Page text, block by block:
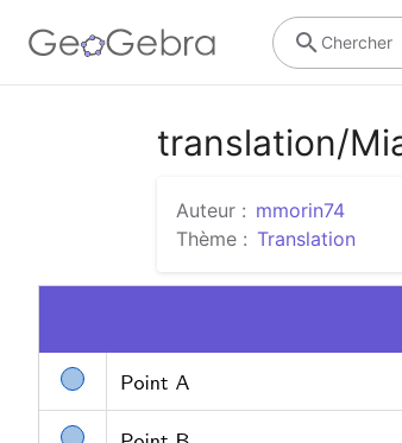
Chercher
translation/
Auteur : mmorin74
Thème : Translation